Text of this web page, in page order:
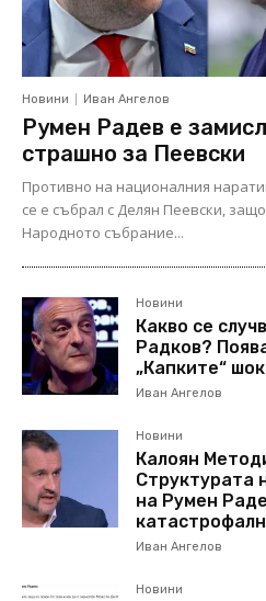
Новини Иван Ангелов
Румен Радев е
страшно за Пеевски
Противно на националния
се е събрал с Делян Пеевски,
Народното събрание...
Новини
Какво се
Радков?
„Капките“
Иван Ангелов
Новини
Калоян
Структурата
на Румен
Иван Ангелов
Новини